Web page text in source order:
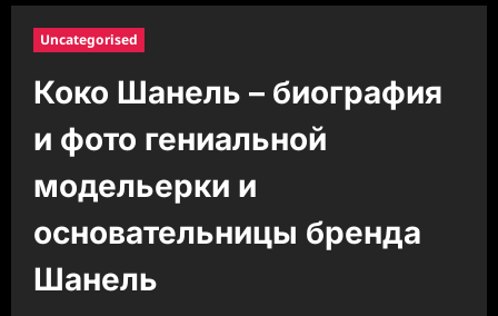
Uncategorised
Коко Шанель – биография
и фото гениальной
модельерки и
основательницы бренда
Шанель